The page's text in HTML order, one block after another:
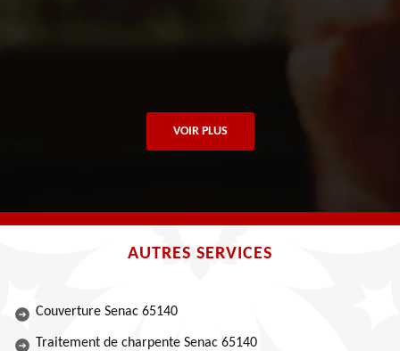
VOIR PLUS
AUTRES SERVICES
Couverture Senac 65140
Traitement de charpente Senac 65140